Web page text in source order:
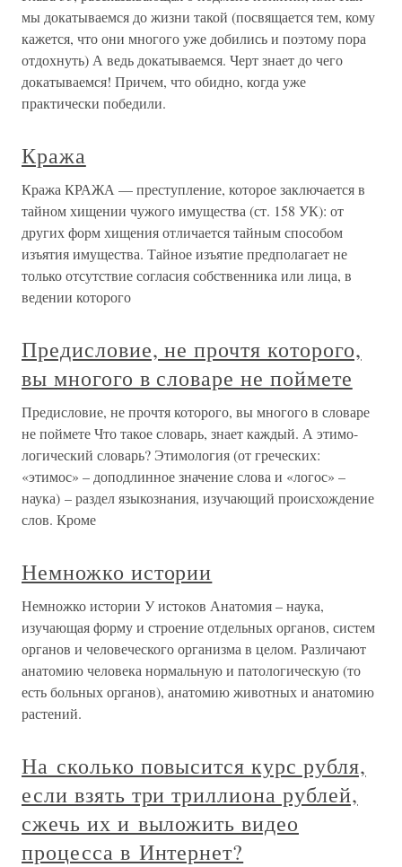
мы докатываемся до жизни такой (посвящается тем, кому
кажется, что они многого уже добились и поэтому пора
отдохнуть) А ведь докатываемся. Черт знает до чего
докатываемся! Причем, что обидно, когда уже
практически победили.
Кража
Кража КРАЖА — преступление, которое заключается в
тайном хищении чужого имущества (ст. 158 УК): от
других форм хищения отличается тайным способом
изъятия имущества. Тайное изъятие предполагает не
только отсутствие согласия собственника или лица, в
ведении которого
Предисловие, не прочтя которого,
вы многого в словаре не поймете
Предисловие, не прочтя которого, вы многого в словаре
не поймете Что такое словарь, знает каждый. А этимо-
логический словарь? Этимология (от греческих:
«этимос» – доподлинное значение слова и «логос» –
наука) – раздел языкознания, изучающий происхождение
слов. Кроме
Немножко истории
Немножко истории У истоков Анатомия – наука,
изучающая форму и строение отдельных органов, систем
органов и человеческого организма в целом. Различают
анатомию человека нормальную и патологическую (то
есть больных органов), анатомию животных и анатомию
растений.
На сколько повысится курс рубля,
если взять три триллиона рублей,
сжечь их и выложить видео
процесса в Интернет?